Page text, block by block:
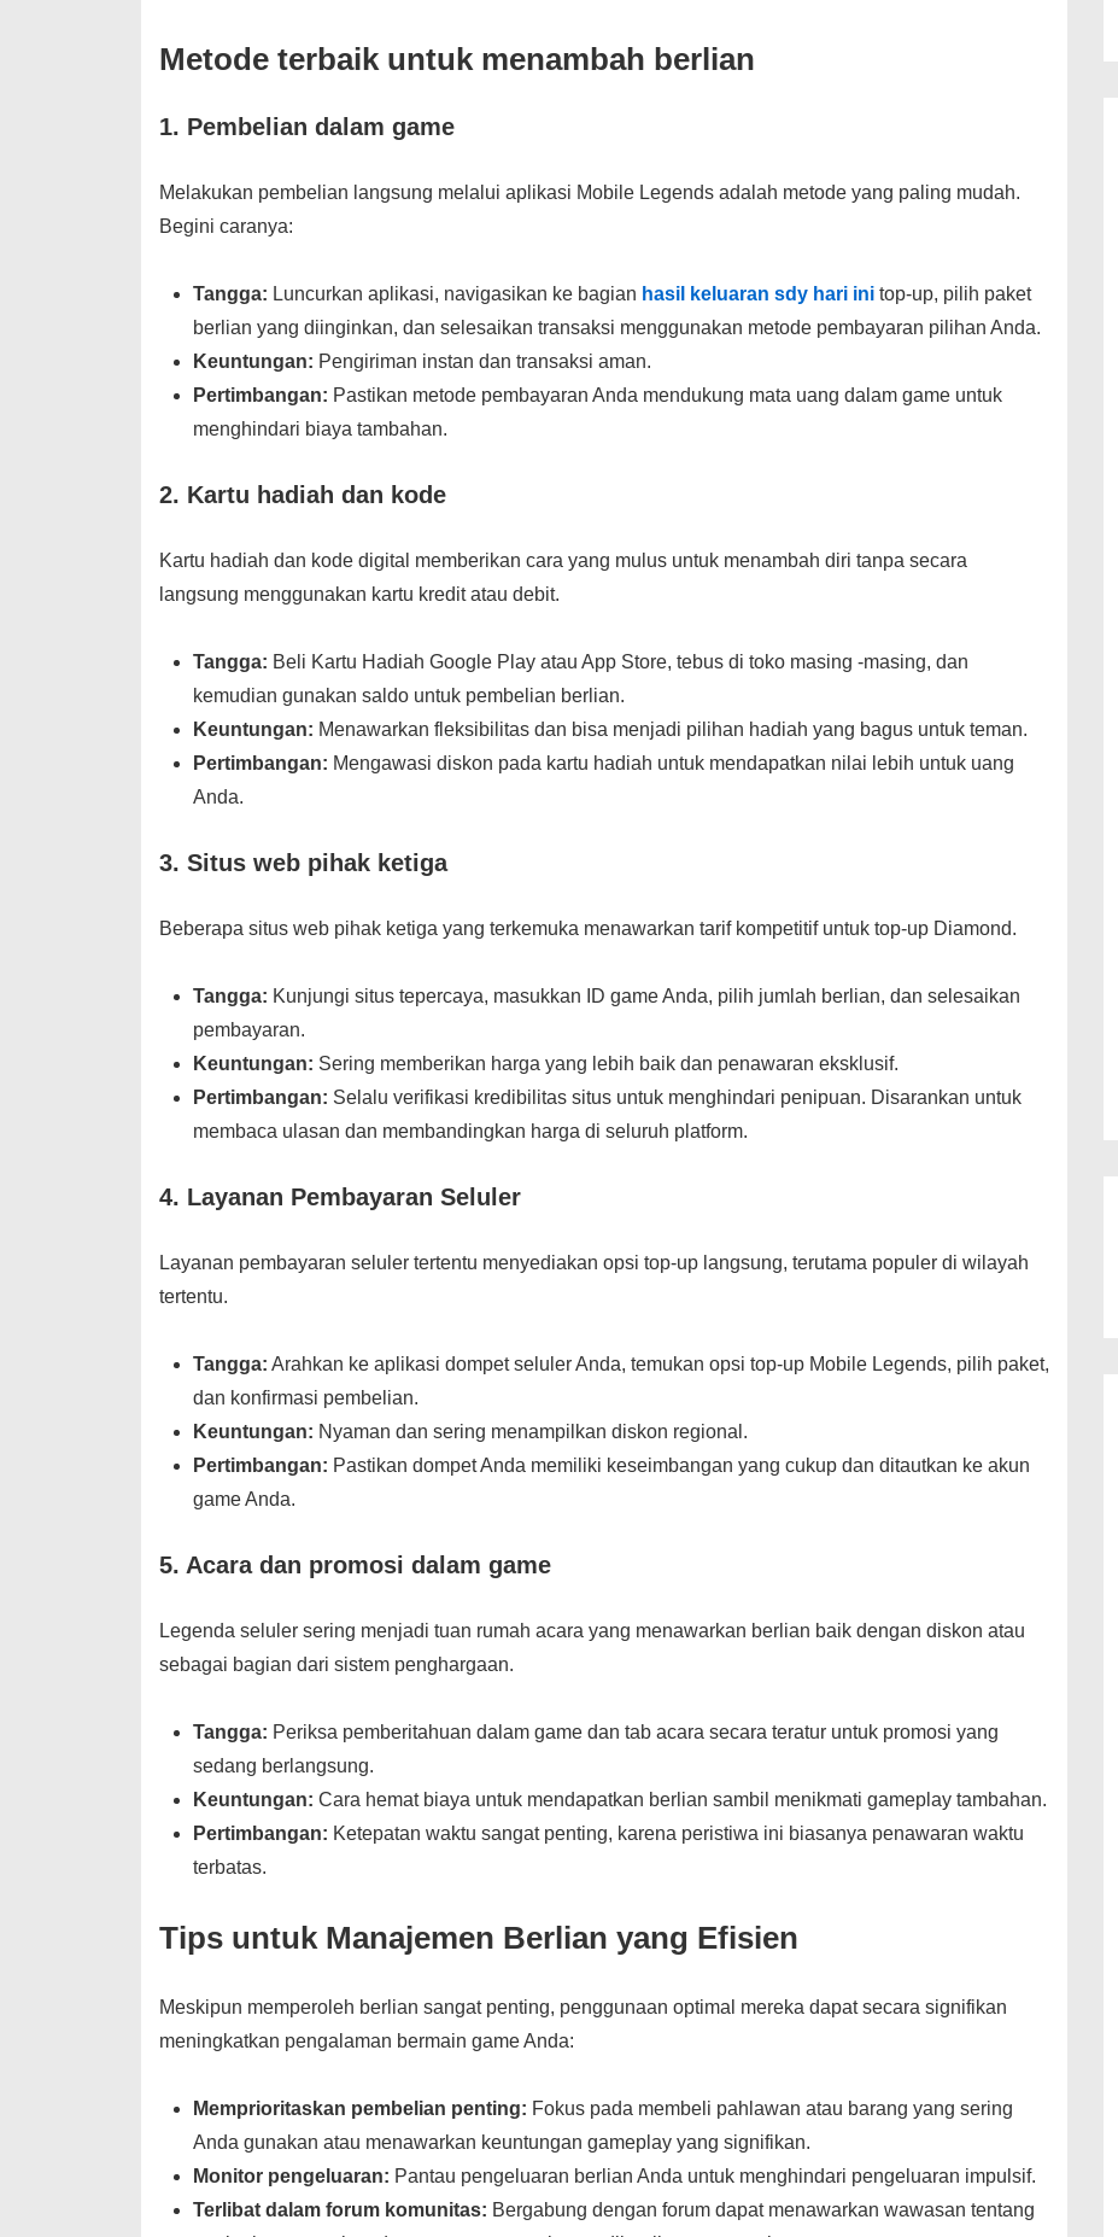
Metode terbaik untuk menambah berlian
1. Pembelian dalam game
Melakukan pembelian langsung melalui aplikasi Mobile Legends adalah metode yang paling mudah.
Begini caranya:
Tangga: Luncurkan aplikasi, navigasikan ke bagian hasil keluaran sdy hari ini top-up, pilih paket
berlian yang diinginkan, dan selesaikan transaksi menggunakan metode pembayaran pilihan Anda.
Keuntungan: Pengiriman instan dan transaksi aman.
Pertimbangan: Pastikan metode pembayaran Anda mendukung mata uang dalam game untuk
menghindari biaya tambahan.
2. Kartu hadiah dan kode
Kartu hadiah dan kode digital memberikan cara yang mulus untuk menambah diri tanpa secara
langsung menggunakan kartu kredit atau debit.
Tangga: Beli Kartu Hadiah Google Play atau App Store, tebus di toko masing -masing, dan
kemudian gunakan saldo untuk pembelian berlian.
Keuntungan: Menawarkan fleksibilitas dan bisa menjadi pilihan hadiah yang bagus untuk teman.
Pertimbangan: Mengawasi diskon pada kartu hadiah untuk mendapatkan nilai lebih untuk uang
Anda.
3. Situs web pihak ketiga
Beberapa situs web pihak ketiga yang terkemuka menawarkan tarif kompetitif untuk top-up Diamond.
Tangga: Kunjungi situs tepercaya, masukkan ID game Anda, pilih jumlah berlian, dan selesaikan
pembayaran.
Keuntungan: Sering memberikan harga yang lebih baik dan penawaran eksklusif.
Pertimbangan: Selalu verifikasi kredibilitas situs untuk menghindari penipuan. Disarankan untuk
membaca ulasan dan membandingkan harga di seluruh platform.
4. Layanan Pembayaran Seluler
Layanan pembayaran seluler tertentu menyediakan opsi top-up langsung, terutama populer di wilayah
tertentu.
Tangga: Arahkan ke aplikasi dompet seluler Anda, temukan opsi top-up Mobile Legends, pilih paket,
dan konfirmasi pembelian.
Keuntungan: Nyaman dan sering menampilkan diskon regional.
Pertimbangan: Pastikan dompet Anda memiliki keseimbangan yang cukup dan ditautkan ke akun
game Anda.
5. Acara dan promosi dalam game
Legenda seluler sering menjadi tuan rumah acara yang menawarkan berlian baik dengan diskon atau
sebagai bagian dari sistem penghargaan.
Tangga: Periksa pemberitahuan dalam game dan tab acara secara teratur untuk promosi yang
sedang berlangsung.
Keuntungan: Cara hemat biaya untuk mendapatkan berlian sambil menikmati gameplay tambahan.
Pertimbangan: Ketepatan waktu sangat penting, karena peristiwa ini biasanya penawaran waktu
terbatas.
Tips untuk Manajemen Berlian yang Efisien
Meskipun memperoleh berlian sangat penting, penggunaan optimal mereka dapat secara signifikan
meningkatkan pengalaman bermain game Anda:
Memprioritaskan pembelian penting: Fokus pada membeli pahlawan atau barang yang sering
Anda gunakan atau menawarkan keuntungan gameplay yang signifikan.
Monitor pengeluaran: Pantau pengeluaran berlian Anda untuk menghindari pengeluaran impulsif.
Terlibat dalam forum komunitas: Bergabung dengan forum dapat menawarkan wawasan tentang